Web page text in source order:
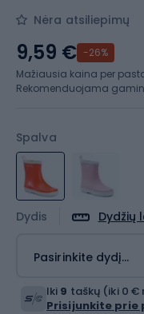
Nėra atsiliepimų
Spalva
Dydis Dydžių
Pasirinkite dydį...
9,59 € -26%
Mažiausia kaina per
Rekomenduojama
Iki 9 taškų (iki 0 €
Prisijunkite prie